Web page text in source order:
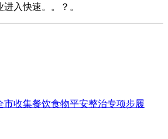
入快速。。？。
市收集餐饮食物平安整治专项步履